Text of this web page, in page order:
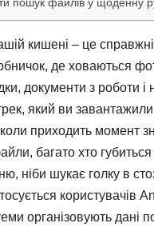
пошук файлів у щоденну
кишені – це
де ховаються
документи з роботи і
який ви завантажили
приходить момент
багато хто губиться
ніби шукає голку в
користувачів
організовують дані